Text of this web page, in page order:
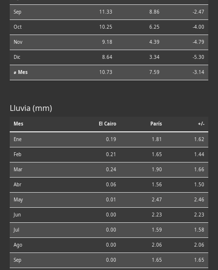
Sep 11.33 8.86 -2.47
Oct 10.25 6.25 -4.00
Nov 9.18 4.39 -4.79
Dic 8.64 3.34 -5.30
⌀ Mes 10.73 7.59 -3.14
Lluvia (mm)
Mes El Cairo París +/-
Ene 0.19 1.81 1.62
Feb 0.21 1.65 1.44
Mar 0.24 1.90 1.66
Abr 0.06 1.56 1.50
May 0.01 2.47 2.46
Jun 0.00 2.23 2.23
Jul 0.00 1.59 1.58
Ago 0.00 2.06 2.06
Sep 0.00 1.65 1.65